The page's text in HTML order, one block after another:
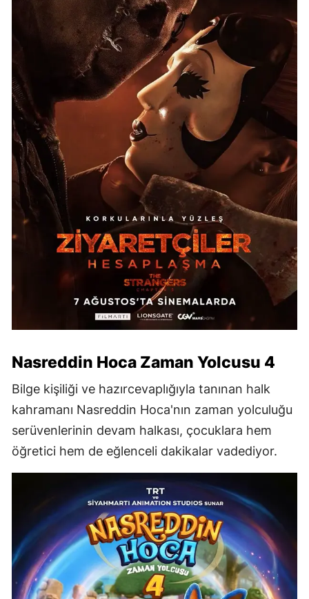
Nasreddin Hoca Zaman Yolcusu 4
Bilge kişiliği ve hazırcevaplığıyla tanınan halk
kahramanı Nasreddin Hoca'nın zaman yolculuğu
serüvenlerinin devam halkası, çocuklara hem
öğretici hem de eğlenceli dakikalar vadediyor.